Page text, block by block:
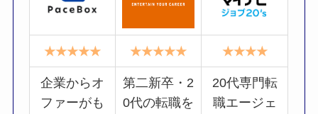
★★★★★ ★★★★★ ★★★★
企業からオ
ファーがも
第二新卒・2
0代の転職を
20代専門転
職エージェ